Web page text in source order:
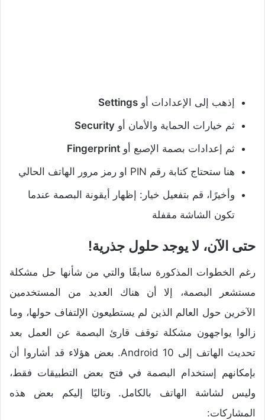
إذهب إلى الإعدادات أو Settings
ثم خيارات الحماية والأمان أو Security
ثم إعدادات بصمة الإصبع أو Fingerprint
هنا ستحتاج كتابة رقم PIN او رمز مرور الهاتف الحالي
وأخيرًا، قم بتفعيل خيار: إظهار أيقونة البصمة عندما
تكون الشاشة مقفلة
حتى الآن، لا يوجد حلول جذرية!
رغم الخطوات المذكورة سابقًا والتي من شأنها حل مشكلة
مستشعر البصمة، إلا أن هناك العديد من المستخدمين
الآخرين حول العالم الذين لم يستطيعون الإلتفاف حولها، وما
زالوا يواجهون مشكلة توقف قارئ البصمة عن العمل بعد
تحديث الهاتف إلى Android 10. بعض هؤلاء قد أشاروا أن
بإمكانهم إستخدام البصمة في فتح بعض التطبيقات فقط،
وليس لشاشة الهاتف بالكامل. وتاليًا إليكم بعض هذه
المشاركات: